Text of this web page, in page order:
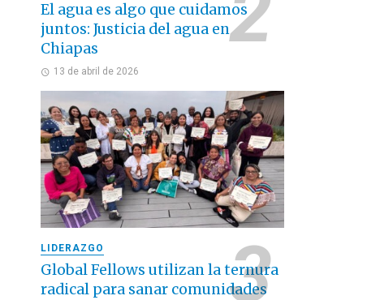
El agua es algo que cuidamos
juntos: Justicia del agua en
Chiapas
13 de abril de 2026
LIDERAZGO
Global Fellows utilizan la ternura
radical para sanar comunidades